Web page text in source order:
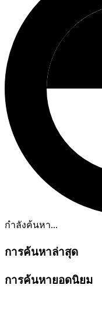
กำลังค้นหา...
การค้นหาล่าสุด
การค้นหายอดนิยม